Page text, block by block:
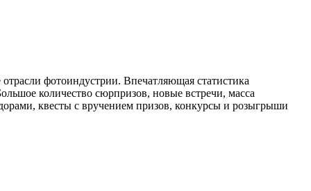
фотоиндустрии. Впечатляющая статистика
количество сюрпризов, новые встречи, масса
квесты с вручением призов, конкурсы и розыгрыши